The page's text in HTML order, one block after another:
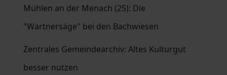
Mühlen an der Menach (25): Die
"Wartnersäge" bei den Bachwiesen
Zentrales Gemeindearchiv: Altes Kulturgut
besser nutzen